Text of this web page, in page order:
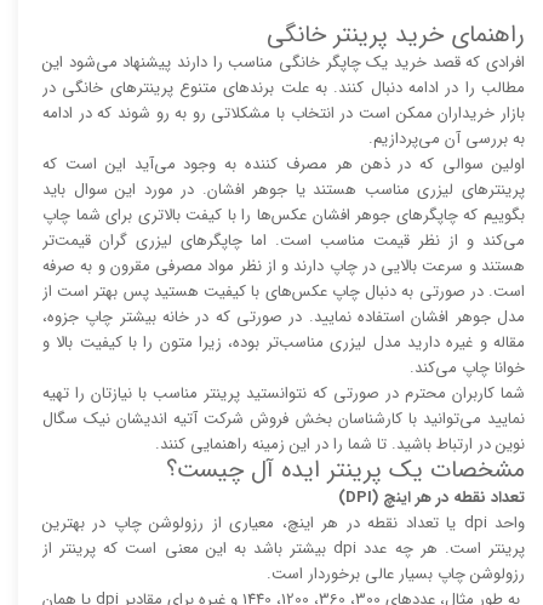
راهنمای خرید پرینتر خانگی
افرادی که قصد خرید یک چاپگر خانگی مناسب را دارند پیشنهاد می‌شود این
مطالب را در ادامه دنبال کنند. به علت برند‌های متنوع پرینتر‌های خانگی در
بازار خریداران ممکن است در انتخاب با مشکلاتی رو به رو شوند که در ادامه
به بررسی آن می‌پردازیم.
اولین سوالی که در ذهن هر مصرف کننده به وجود می‌آید این است که
پرینتر‌های لیزری مناسب هستند یا جوهر افشان. در مورد این سوال باید
بگوییم که چاپگر‌های جوهر افشان عکس‌ها را با کیفت بالا‌‌‌تری برای شما چاپ
می‌کند و از نظر قیمت مناسب است. اما چاپگر‌های لیزری گران قیمت‌تر
هستند و سرعت بالایی در چاپ دارند و از نظر مواد مصرفی مقرون و به صرفه
است. در صورتی به دنبال چاپ عکس‌های با کیفیت هستید پس بهتر است از
مدل جوهر افشان استفاده نمایید. در صورتی که در خانه بیشتر چاپ جزوه،
مقاله و غیره دارید مدل لیزری مناسب‌تر بوده، زیرا متون را با کیفیت بالا و
خوانا چاپ می‌کند.
شما کاربران محترم در صورتی که نتوانستید پرینتر مناسب با نیازتان را تهیه
نمایید می‌توانید با کارشناسان بخش فروش شرکت آتیه اندیشان نیک سگال
نوین در ارتباط باشید. تا شما را در این زمینه راهنمایی کنند.
مشخصات یک پرینتر ایده آل چیست؟
تعداد نقطه در هر اینچ (DPI)
واحد dpi یا تعداد نقطه در هر اینچ، معیاری از رزولوشن چاپ در بهترین
پرینتر است. هر چه عدد dpi بیشتر باشد به این معنی است که پرینتر از
رزولوشن چاپ بسیار عالی برخوردار است.
به طور مثال، عدد‌های 300، 360، 1200، 1440 و غیره برای مقادیر dpi یا همان